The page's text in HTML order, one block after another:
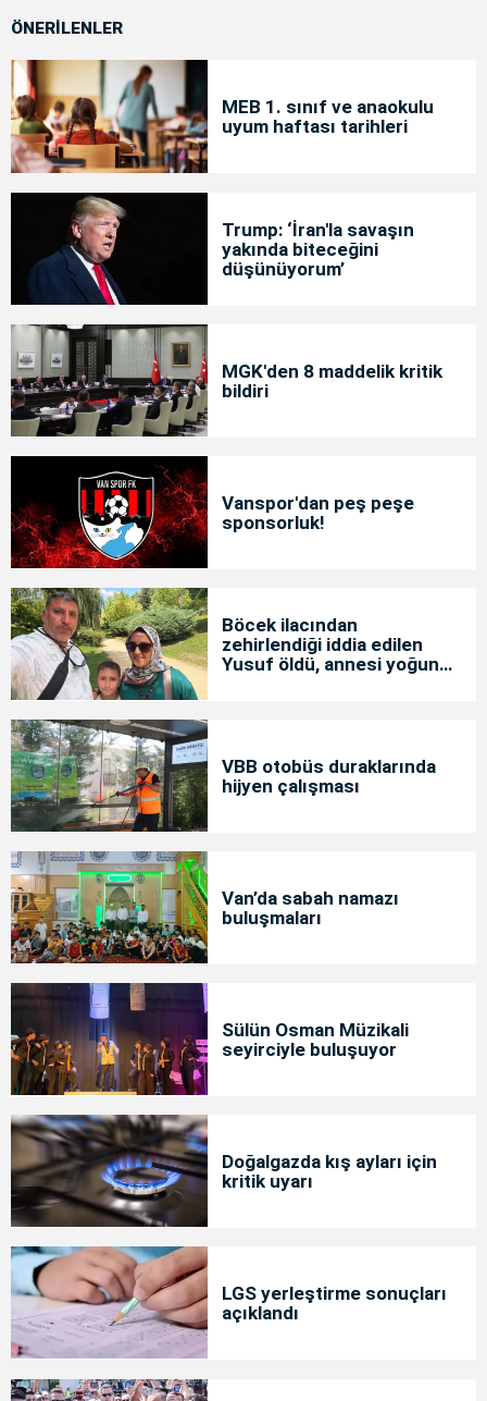
ÖNERİLENLER
MEB 1. sınıf ve anaokulu
uyum haftası tarihleri
Trump: ‘İran'la savaşın
yakında biteceğini
düşünüyorum’
MGK'den 8 maddelik kritik
bildiri
Vanspor'dan peş peşe
sponsorluk!
Böcek ilacından
zehirlendiği iddia edilen
Yusuf öldü, annesi yoğun
VBB otobüs duraklarında
hijyen çalışması
Van’da sabah namazı
buluşmaları
Sülün Osman Müzikali
seyirciyle buluşuyor
Doğalgazda kış ayları için
kritik uyarı
LGS yerleştirme sonuçları
açıklandı